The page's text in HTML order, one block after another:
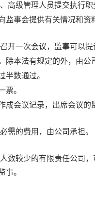
高级管理人员提交执行
监事会提供有关情况和
开一次会议，监事可以
除本法有规定的外，由公
半数通过。
票。
成会议记录，出席会议
需的费用，由公司承担。
数较少的有限责任公司
事。